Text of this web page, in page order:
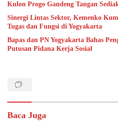
Kulon Progo Gandeng Tangan
Sinergi Lintas Sektor, Kemenko
Tugas dan Fungsi di Yogyakarta
Bapas dan PN Yogyakarta Bahas
Putusan Pidana Kerja Sosial
Baca Juga